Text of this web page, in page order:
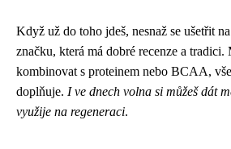
Když už do toho jdeš, nesnaž se ušetřit
značku, která má dobré recenze a tradici.
kombinovat s proteinem nebo BCAA,
doplňuje. I ve dnech volna si můžeš dát
využije na regeneraci.